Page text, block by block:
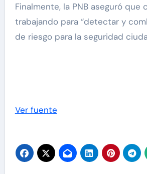
Finalmente, la PNB aseguró que
trabajando para “detectar y
de riesgo para la seguridad
Ver fuente